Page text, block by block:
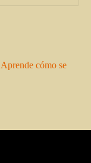
Aprende cómo se